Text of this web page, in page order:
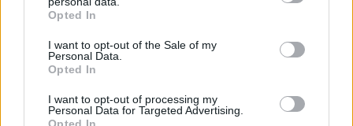
grant or deny consent to Google and its third-party tags to
use your data for below specified purposes in below Google
consent section.
Opted In
I want to opt-out of the Sale of my
Personal Data.
Opted In
I want to opt-out of processing my
Personal Data for Targeted Advertising.
Opted In
αποτέφρωση του συντονιστή που σκοτώθηκε
μετά τη σύγκρουση ελικοπτέρων στην Ψάθα,
06.08.2026, 20:03